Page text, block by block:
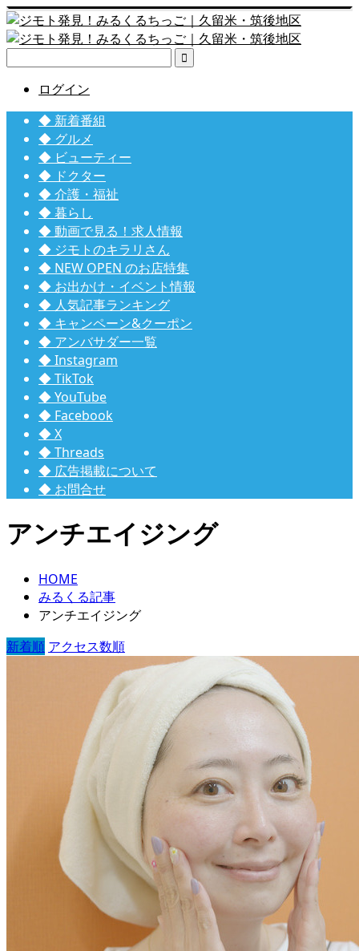

ログイン
◆ 新着番組
◆ グルメ
◆ ビューティー
◆ ドクター
◆ 介護・福祉
◆ 暮らし
◆ 動画で見る！求人情報
◆ ジモトのキラリさん
◆ NEW OPEN のお店特集
◆ お出かけ・イベント情報
◆ 人気記事ランキング
◆ キャンペーン&クーポン
◆ アンバサダー一覧
◆ Instagram
◆ TikTok
◆ YouTube
◆ Facebook
◆ X
◆ Threads
◆ 広告掲載について
◆ お問合せ
アンチエイジング
HOME
みるくる記事
アンチエイジング
新着順 アクセス数順